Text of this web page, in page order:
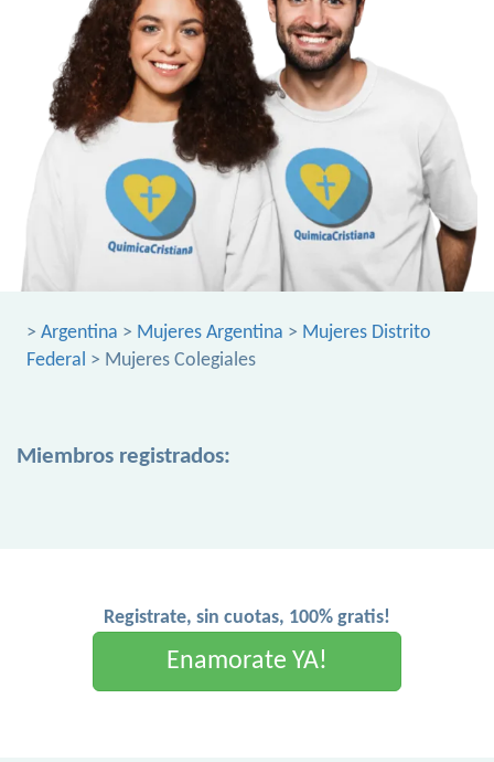
> Argentina > Mujeres Argentina > Mujeres Distrito
Federal > Mujeres Colegiales
Miembros registrados:
Registrate, sin cuotas, 100% gratis!
Enamorate YA!